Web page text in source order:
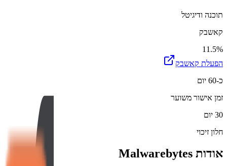
תוכנה ודיגיטל
קאשבק
11.5%
הפעלת קאשבק
כ-60 יום
זמן אישור משוער
30 יום
חלון זיכוי
אודות Malwarebytes